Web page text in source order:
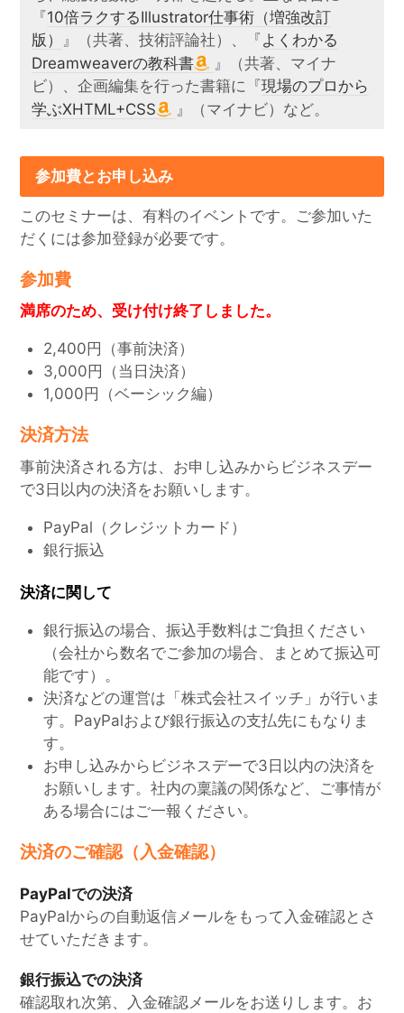
『10倍ラクするIllustrator仕事術（増強改訂
版） 』（共著、技術評論社）、『 よくわかる
Dreamweaverの教科書
』（共著、マイナ
ビ）、企画編集を行った書籍に『現場のプロから
学ぶXHTML+CSS
』（マイナビ）など。
参加費とお申し込み
このセミナーは、有料のイベントです。ご参加いた
だくには参加登録が必要です。
参加費
満席のため、受け付け終了しました。
2,400円（事前決済）
3,000円（当日決済）
1,000円（ベーシック編）
決済方法
事前決済される方は、お申し込みからビジネスデー
で3日以内の決済をお願いします。
PayPal（クレジットカード）
銀行振込
決済に関して
銀行振込の場合、振込手数料はご負担ください
（会社から数名でご参加の場合、まとめて振込可
能です）。
決済などの運営は「株式会社スイッチ」が行いま
す。PayPalおよび銀行振込の支払先にもなりま
す。
お申し込みからビジネスデーで3日以内の決済を
お願いします。社内の稟議の関係など、ご事情が
ある場合にはご一報ください。
決済のご確認（入金確認）
PayPalでの決済
PayPalからの自動返信メールをもって入金確認とさ
せていただきます。
銀行振込での決済
確認取れ次第、入金確認メールをお送りします。お